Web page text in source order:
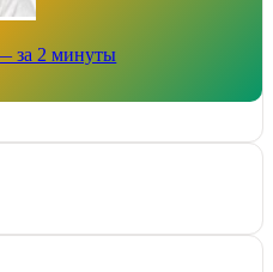
за 2 минуты